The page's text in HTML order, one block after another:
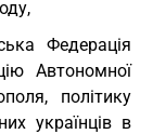
Федерація
Автономної
політику
українців в